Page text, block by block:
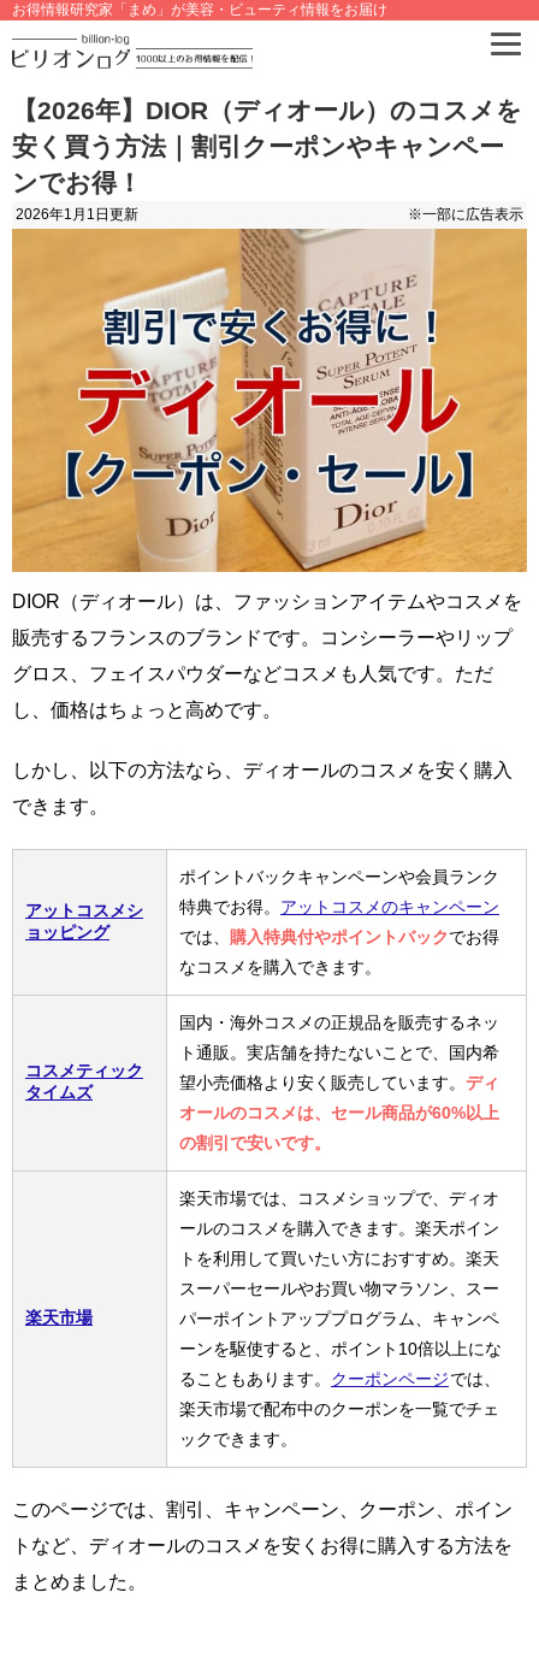
お得情報研究家「まめ」が美容・ビューティ情報をお届け
【2026年】DIOR（ディオール）のコスメを
安く買う方法｜割引クーポンやキャンペー
ンでお得！
2026年1月1日 更新 ※一部に広告表示
DIOR（ディオール）は、ファッションアイテムやコスメを
販売するフランスのブランドです。コンシーラーやリップ
グロス、フェイスパウダーなどコスメも人気です。ただ
し、価格はちょっと高めです。
しかし、以下の方法なら、ディオールのコスメを安く購入
できます。
アットコスメシ
ョッピング
ポイントバックキャンペーンや会員ランク
特典でお得。 アットコスメのキャンペーン
では、 購入特典付やポイントバックでお得
なコスメを購入できます。
コスメティック
タイムズ
国内・海外コスメの正規品を販売するネッ
ト通販。実店舗を持たないことで、国内希
望小売価格より安く販売しています。 ディ
オールのコスメは、セール商品が60%以上
の割引で安いです。
楽天市場
楽天市場では、コスメショップで、ディオ
ールのコスメを購入できます。楽天ポイン
トを利用して買いたい方におすすめ。楽天
スーパーセールやお買い物マラソン、スー
パーポイントアッププログラム、キャンペ
ーンを駆使すると、ポイント10倍以上にな
ることもあります。 クーポンページでは、
楽天市場で配布中のクーポンを一覧でチェ
ックできます。
このページでは、割引、キャンペーン、クーポン、ポイン
トなど、ディオールのコスメを安くお得に購入する方法を
まとめました。